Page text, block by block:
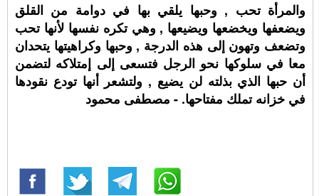
والمرأة تحب , وحبها يلقي بها في دوامة من القلق
ويضعفها ويخضعها ويضيعها , وهي تكره نفسها لأنها تحب
وتضعف وتهون إلى هذه الدرجة , وحبها وكراهيتها يتحدان
معا في سلوكها نحو الرجل فتسعى إلى إمتلاكه لتضمن
أن حبها الذي بذلته لن يضيع , ولتشعر أنها تودع نقودها
في خزانه تملك مفتاحها. - مصطفى محمود